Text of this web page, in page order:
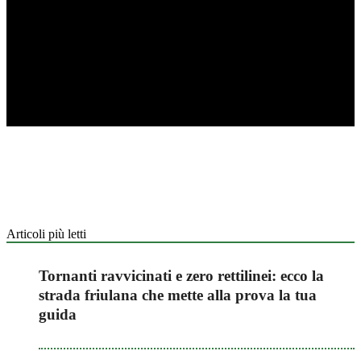
Articoli più letti
Tornanti ravvicinati e zero rettilinei: ecco la
strada friulana che mette alla prova la tua
guida